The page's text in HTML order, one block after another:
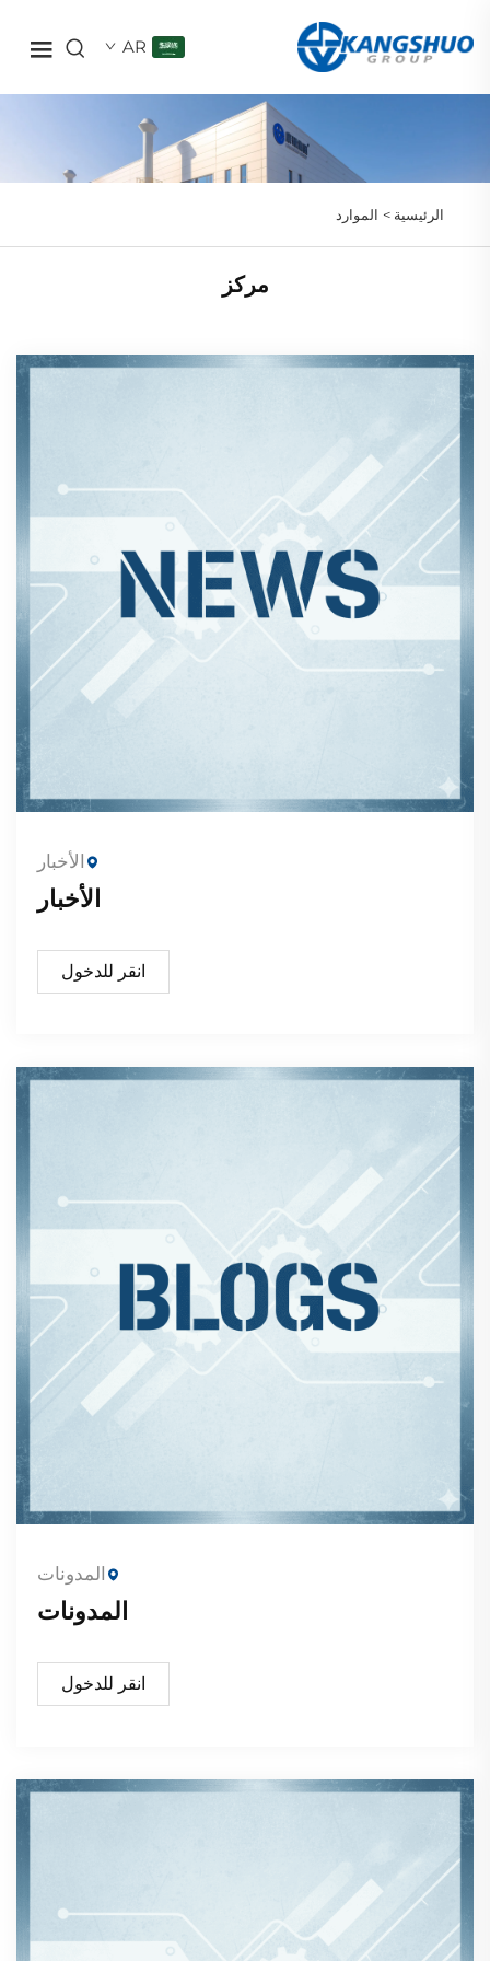
AR
الرئيسية > الموارد
مركز
الأخبار
الأخبار
انقر للدخول
المدونات
المدونات
انقر للدخول